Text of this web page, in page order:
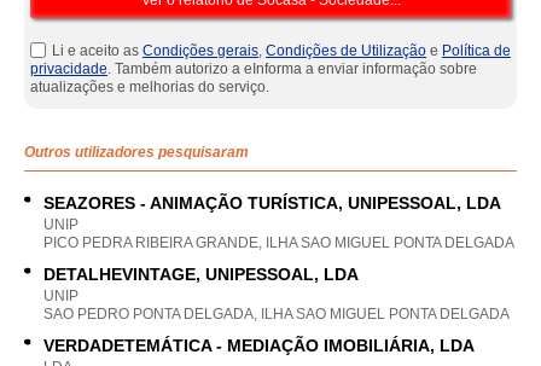
Li e aceito as Condições gerais, Condições de Utilização e Política de
privacidade. Também autorizo a eInforma a enviar informação sobre
atualizações e melhorias do serviço.
Outros utilizadores pesquisaram
SEAZORES - ANIMAÇÃO TURÍSTICA, UNIPESSOAL, LDA
UNIP
PICO PEDRA RIBEIRA GRANDE, ILHA SAO MIGUEL PONTA DELGADA
DETALHEVINTAGE, UNIPESSOAL, LDA
UNIP
SAO PEDRO PONTA DELGADA, ILHA SAO MIGUEL PONTA DELGADA
VERDADETEMÁTICA - MEDIAÇÃO IMOBILIÁRIA, LDA